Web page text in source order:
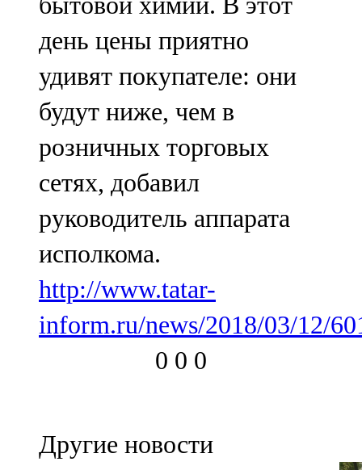
день цены приятно
удивят покупателе: они
будут ниже, чем в
розничных торговых
сетях, добавил
руководитель аппарата
исполкома.
http://www.tatar-
inform.ru/news/2018/03/12/
0 0 0
Другие новости